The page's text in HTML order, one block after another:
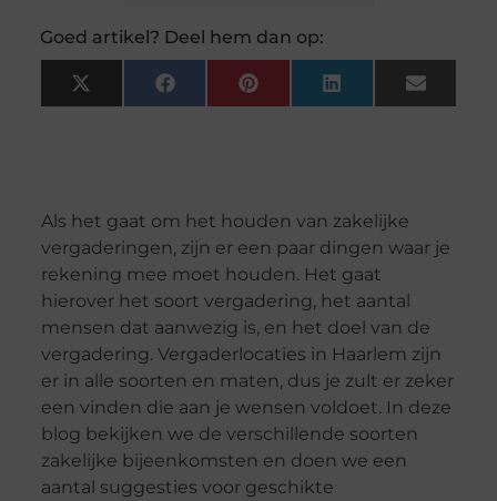
Goed artikel? Deel hem dan op:
X
(Twitter)
FacebookPinterest LinkedIn Email
Als het gaat om het houden van zakelijke
vergaderingen, zijn er een paar dingen waar je
rekening mee moet houden. Het gaat
hierover het soort vergadering, het aantal
mensen dat aanwezig is, en het doel van de
vergadering. Vergaderlocaties in Haarlem zijn
er in alle soorten en maten, dus je zult er zeker
een vinden die aan je wensen voldoet. In deze
blog bekijken we de verschillende soorten
zakelijke bijeenkomsten en doen we een
aantal suggesties voor geschikte